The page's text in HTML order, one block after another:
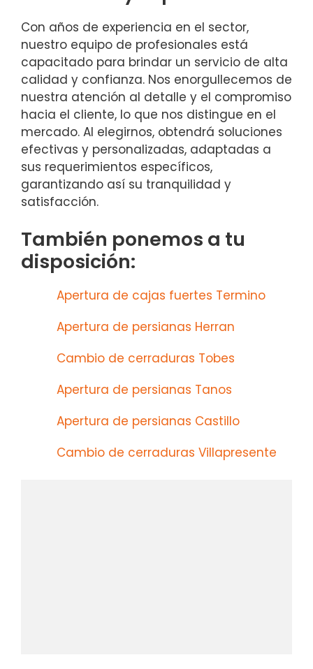
Con años de experiencia en el sector,
nuestro equipo de profesionales está
capacitado para brindar un servicio de alta
calidad y confianza. Nos enorgullecemos de
nuestra atención al detalle y el compromiso
hacia el cliente, lo que nos distingue en el
mercado. Al elegirnos, obtendrá soluciones
efectivas y personalizadas, adaptadas a
sus requerimientos específicos,
garantizando así su tranquilidad y
satisfacción.
También ponemos a tu
disposición:
Apertura de cajas fuertes Termino
Apertura de persianas Herran
Cambio de cerraduras Tobes
Apertura de persianas Tanos
Apertura de persianas Castillo
Cambio de cerraduras Villapresente